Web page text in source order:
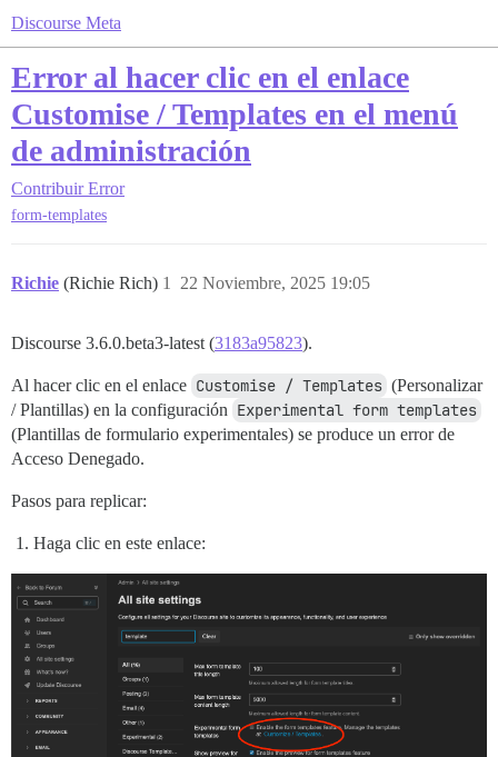
Discourse Meta
Error al hacer clic en el enlace
Customise / Templates en el menú
de administración
Contribuir Error
form-templates
Richie (Richie Rich) 22 Noviembre, 2025 19:05
1
Discourse 3.6.0.beta3-latest (3183a95823).
Al hacer clic en el enlace Customise / Templates (Personalizar
/ Plantillas) en la configuración Experimental form templates
(Plantillas de formulario experimentales) se produce un error de
Acceso Denegado.
Pasos para replicar:
Haga clic en este enlace: